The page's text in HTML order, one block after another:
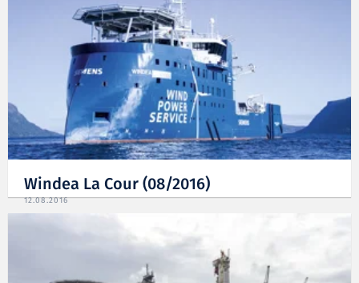
Windea La Cour (08/2016)
12.08.2016